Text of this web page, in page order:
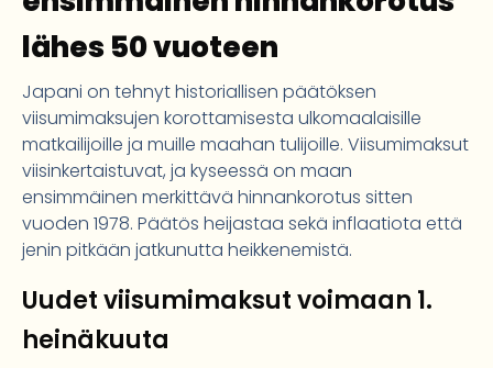
lähes 50 vuoteen
Japani on tehnyt historiallisen päätöksen
viisumimaksujen korottamisesta ulkomaalaisille
matkailijoille ja muille maahan tulijoille. Viisumimaksut
viisinkertaistuvat, ja kyseessä on maan
ensimmäinen merkittävä hinnankorotus sitten
vuoden 1978. Päätös heijastaa sekä inflaatiota että
jenin pitkään jatkunutta heikkenemistä.
Uudet viisumimaksut voimaan 1.
heinäkuuta